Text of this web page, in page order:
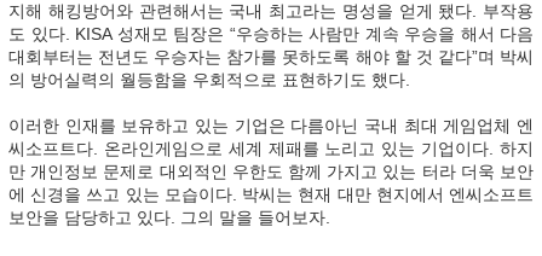
지해 해킹방어와 관련해서는 국내 최고라는 명성을 얻게 됐다. 부작용
도 있다. KISA 성재모 팀장은 “우승하는 사람만 계속 우승을 해서 다음
대회부터는 전년도 우승자는 참가를 못하도록 해야 할 것 같다”며 박씨
의 방어실력의 월등함을 우회적으로 표현하기도 했다.
이러한 인재를 보유하고 있는 기업은 다름아닌 국내 최대 게임업체 엔
씨소프트다. 온라인게임으로 세계 제패를 노리고 있는 기업이다. 하지
만 개인정보 문제로 대외적인 우한도 함께 가지고 있는 터라 더욱 보안
에 신경을 쓰고 있는 모습이다. 박씨는 현재 대만 현지에서 엔씨소프트
보안을 담당하고 있다. 그의 말을 들어보자.